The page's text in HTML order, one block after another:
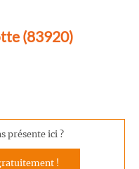
(83920)
présente ici ?
!